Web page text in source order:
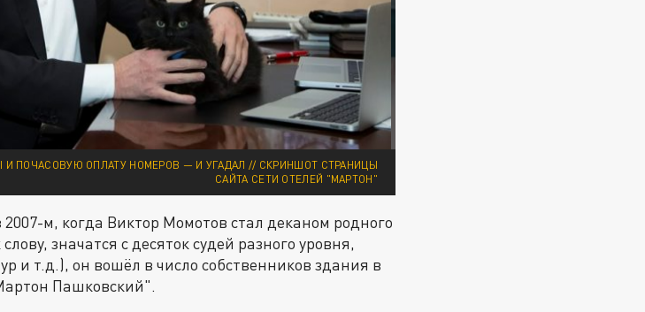
И ПОЧАСОВУЮ ОПЛАТУ НОМЕРОВ — И УГАДАЛ // СКРИНШОТ СТРАНИЦЫ
САЙТА СЕТИ ОТЕЛЕЙ "МАРТОН"
м, когда Виктор Момотов стал деканом родного
значатся с десяток судей разного уровня,
и т.д.), он вошёл в число собственников здания в
Пашковский".